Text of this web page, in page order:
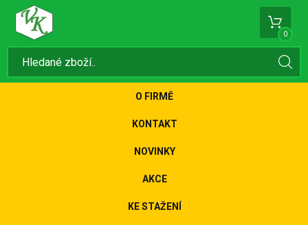
0
O FIRMĚ
KONTAKT
NOVINKY
AKCE
KE STAŽENÍ